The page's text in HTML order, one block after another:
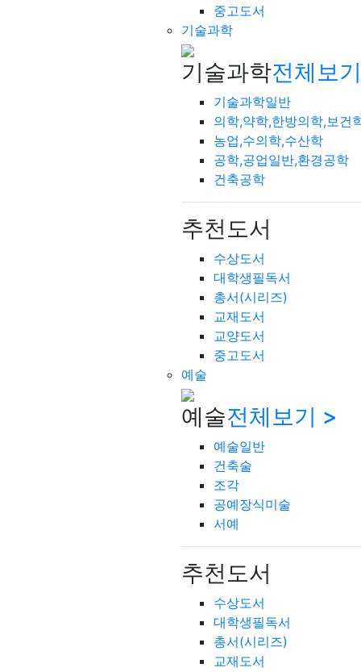
중고도서
기술과학
기술과학전체보
기술과학일반
의학,약학,한방의학,보건
농업,수의학,수산학
공학,공업일반,환경공학
건축공학
추천도서
수상도서
대학생필독서
총서(시리즈)
교재도서
교양도서
중고도서
예술
예술전체보기 >
예술일반
건축술
조각
공예장식미술
서예
추천도서
수상도서
대학생필독서
총서(시리즈)
교재도서